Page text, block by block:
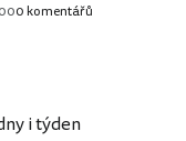
0 komentářů
i týden